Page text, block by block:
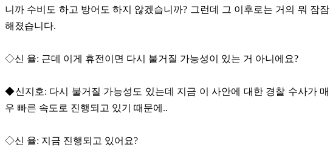
니까 수비도 하고 방어도 하지 않겠습니까? 그런데 그 이후로는 거의 뭐 잠잠
해졌습니다.
◇신 율: 근데 이게 휴전이면 다시 불거질 가능성이 있는 거 아니에요?
◆신지호: 다시 불거질 가능성도 있는데 지금 이 사안에 대한 경찰 수사가 매
우 빠른 속도로 진행되고 있기 때문에..
◇신 율: 지금 진행되고 있어요?